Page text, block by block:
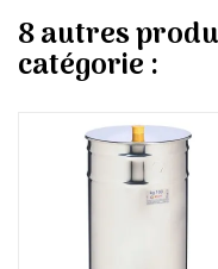
8 autres
catégorie :